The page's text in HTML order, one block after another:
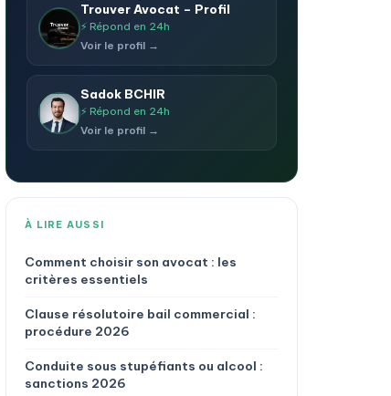
Trouver Avocat – Profil
⚡ Répond en 24h
Voir le profil →
Sadok BCHIR
⚡ Répond en 24h
Voir le profil →
À LIRE AUSSI
Comment choisir son avocat : les
critères essentiels
Clause résolutoire bail commercial :
procédure 2026
Conduite sous stupéfiants ou alcool :
sanctions 2026